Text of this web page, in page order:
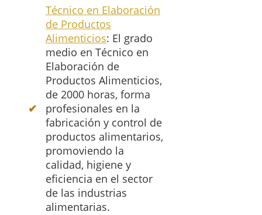
Técnico en Elaboración
de Productos
Alimenticios: El grado
medio en Técnico en
Elaboración de
Productos Alimenticios,
de 2000 horas, forma
profesionales en la
fabricación y control de
productos alimentarios,
promoviendo la
calidad, higiene y
eficiencia en el sector
de las industrias
alimentarias.